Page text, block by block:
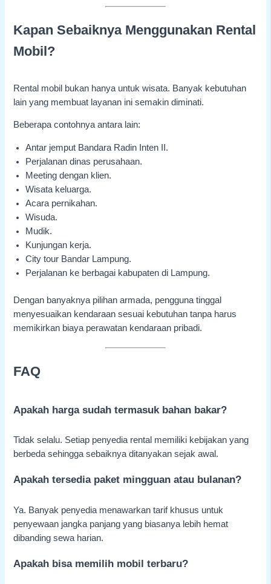
Kapan Sebaiknya Menggunakan Rental
Mobil?
Rental mobil bukan hanya untuk wisata. Banyak kebutuhan
lain yang membuat layanan ini semakin diminati.
Beberapa contohnya antara lain:
Antar jemput Bandara Radin Inten II.
Perjalanan dinas perusahaan.
Meeting dengan klien.
Wisata keluarga.
Acara pernikahan.
Wisuda.
Mudik.
Kunjungan kerja.
City tour Bandar Lampung.
Perjalanan ke berbagai kabupaten di Lampung.
Dengan banyaknya pilihan armada, pengguna tinggal
menyesuaikan kendaraan sesuai kebutuhan tanpa harus
memikirkan biaya perawatan kendaraan pribadi.
FAQ
Apakah harga sudah termasuk bahan bakar?
Tidak selalu. Setiap penyedia rental memiliki kebijakan yang
berbeda sehingga sebaiknya ditanyakan sejak awal.
Apakah tersedia paket mingguan atau bulanan?
Ya. Banyak penyedia menawarkan tarif khusus untuk
penyewaan jangka panjang yang biasanya lebih hemat
dibanding sewa harian.
Apakah bisa memilih mobil terbaru?